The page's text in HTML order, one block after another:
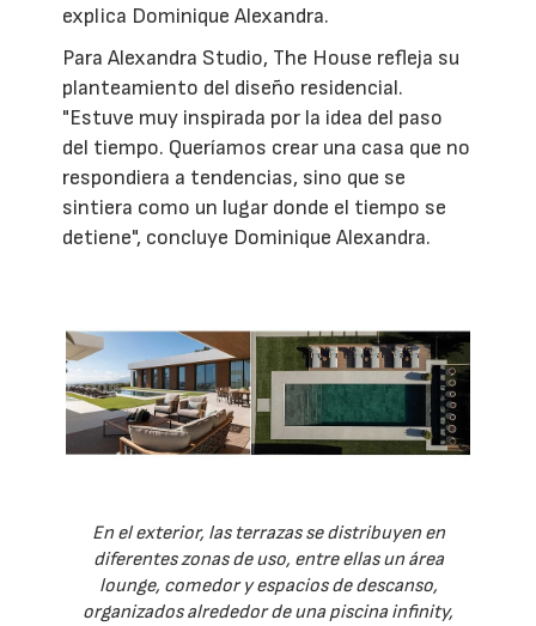
explica Dominique Alexandra.
Para Alexandra Studio, The House refleja su
planteamiento del diseño residencial.
"Estuve muy inspirada por la idea del paso
del tiempo. Queríamos crear una casa que no
respondiera a tendencias, sino que se
sintiera como un lugar donde el tiempo se
detiene", concluye Dominique Alexandra.
En el exterior, las terrazas se distribuyen en
diferentes zonas de uso, entre ellas un área
lounge, comedor y espacios de descanso,
organizados alrededor de una piscina infinity,